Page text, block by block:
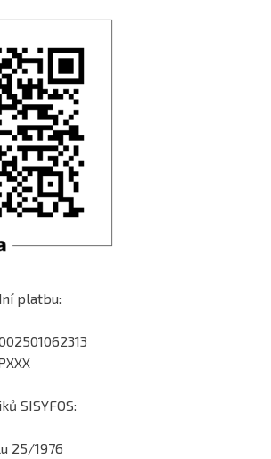
platbu:
SISYFOS:
25/1976